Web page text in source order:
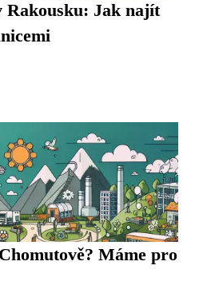
Rakousku: Jak najít
Máme pro